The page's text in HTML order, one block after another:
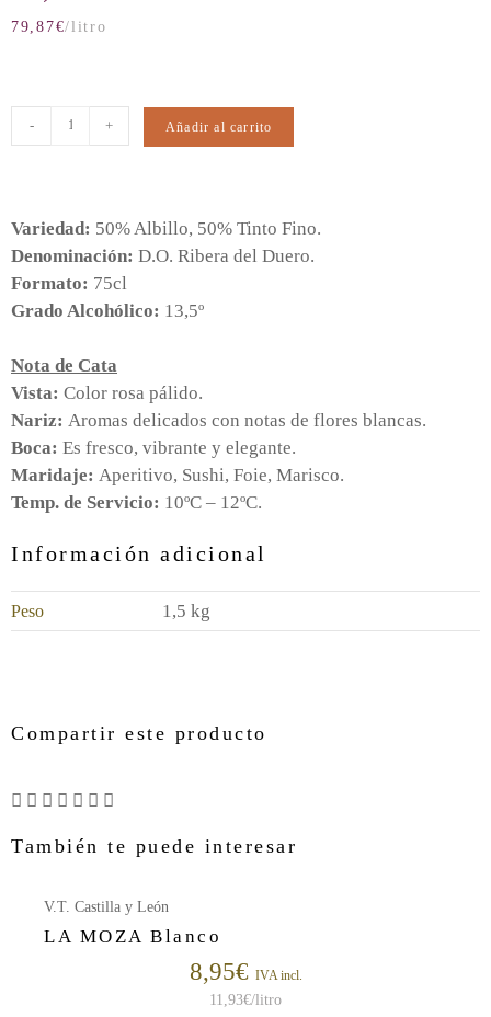
79,87€/litro
- + Añadir al carrito
Variedad: 50% Albillo, 50% Tinto Fino.
Denominación: D.O. Ribera del Duero.
Formato: 75cl
Grado Alcohólico: 13,5º
Nota de Cata
Vista: Color rosa pálido.
Nariz: Aromas delicados con notas de flores blancas.
Boca: Es fresco, vibrante y elegante.
Maridaje: Aperitivo, Sushi, Foie, Marisco.
Temp. de Servicio: 10ºC – 12ºC.
Información adicional
Peso 1,5 kg
Compartir este producto
También te puede interesar
V.T. Castilla y León
LA MOZA Blanco
8,95€ IVA incl.
11,93€/litro